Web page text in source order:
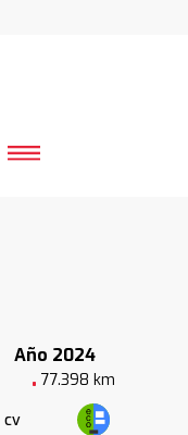
Año 2024
77.398 km
cv